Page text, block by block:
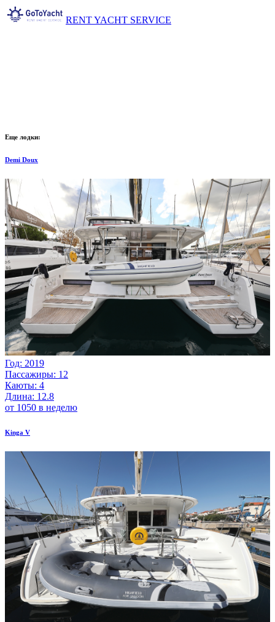
RENT YACHT SERVICE
Еще лодки:
Demi Doux
Год: 2019
Пассажиры: 12
Каюты: 4
Длина: 12.8
от 1050 в неделю
Kinga V